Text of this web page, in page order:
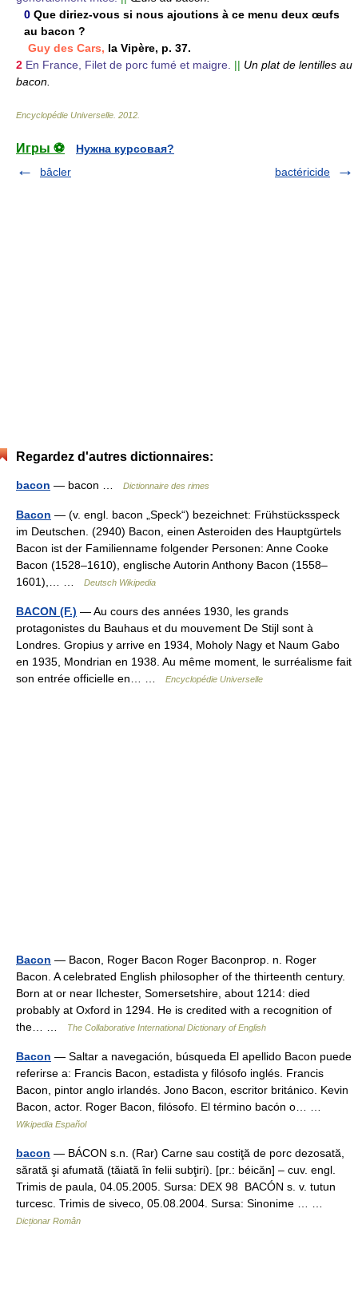
0 Que diriez-vous si nous ajoutions à ce menu deux œufs
au bacon ?
Guy des Cars, la Vipère, p. 37.
2 En France, Filet de porc fumé et maigre. || Un plat de lentilles au
bacon.
Encyclopédie Universelle 2012
Игры ⚽
Нужна курсовая?
bâcler
bactéricide
Regardez d'autres dictionnaires:
bacon — bacon … Dictionnaire des rimes
Bacon — (v. engl. bacon „Speck“) bezeichnet: Frühstücksspeck
im Deutschen. (2940) Bacon, einen Asteroiden des Hauptgürtels
Bacon ist der Familienname folgender Personen: Anne Cooke
Bacon (1528–1610), englische Autorin Anthony Bacon (1558–
1601),… …
Deutsch Wikipedia
BACON (F.) — Au cours des années 1930, les grands
protagonistes du Bauhaus et du mouvement De Stijl sont à
Londres. Gropius y arrive en 1934, Moholy Nagy et Naum Gabo
en 1935, Mondrian en 1938. Au même moment, le surréalisme fait
son entrée officielle en… …
Encyclopédie Universelle
Bacon — Bacon, Roger Bacon Roger Baconprop. n. Roger
Bacon. A celebrated English philosopher of the thirteenth century.
Born at or near Ilchester, Somersetshire, about 1214: died
probably at Oxford in 1294. He is credited with a recognition of
the… …
The Collaborative International Dictionary of English
Bacon — Saltar a navegación, búsqueda El apellido Bacon puede
referirse a: Francis Bacon, estadista y filósofo inglés. Francis
Bacon, pintor anglo irlandés. Jono Bacon, escritor británico. Kevin
Bacon, actor. Roger Bacon, filósofo. El término bacón o… …
Wikipedia Español
bacon — BÁCON s.n. (Rar) Carne sau costiţă de porc dezosată,
sărată şi afumată (tăiată în felii subţiri). [pr.: béicăn] – cuv. engl.
Trimis de paula, 04.05.2005. Sursa: DEX 98 BACÓN s. v. tutun
turcesc. Trimis de siveco, 05.08.2004. Sursa: Sinonime … …
Dicționar Român